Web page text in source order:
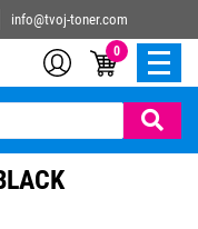
info@tvoj-toner.com
0